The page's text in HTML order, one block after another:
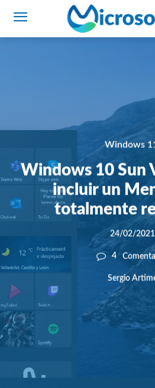
Windows
Windows 10 Sun
incluir un
totalmente
24/02/2021
4
Sergio